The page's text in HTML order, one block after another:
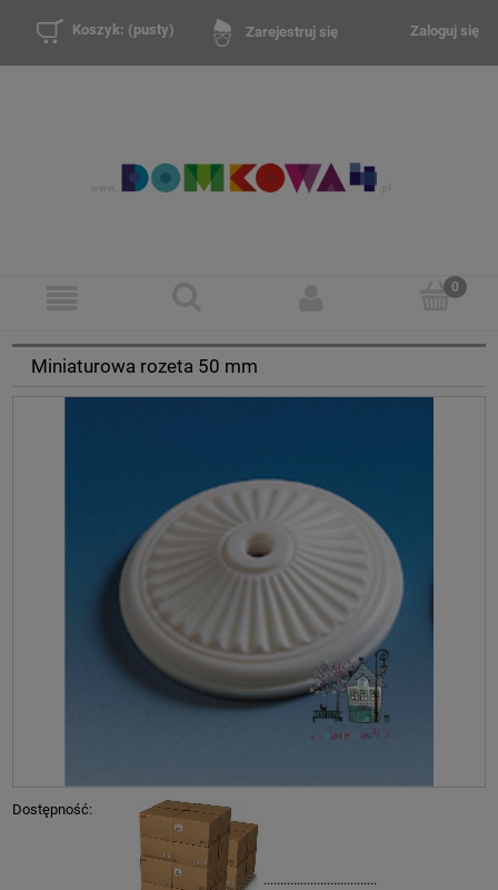
Zarejestruj się Zaloguj się
Koszyk: (pusty)
Miniaturowa rozeta 50 mm
Dostępność:
..................................